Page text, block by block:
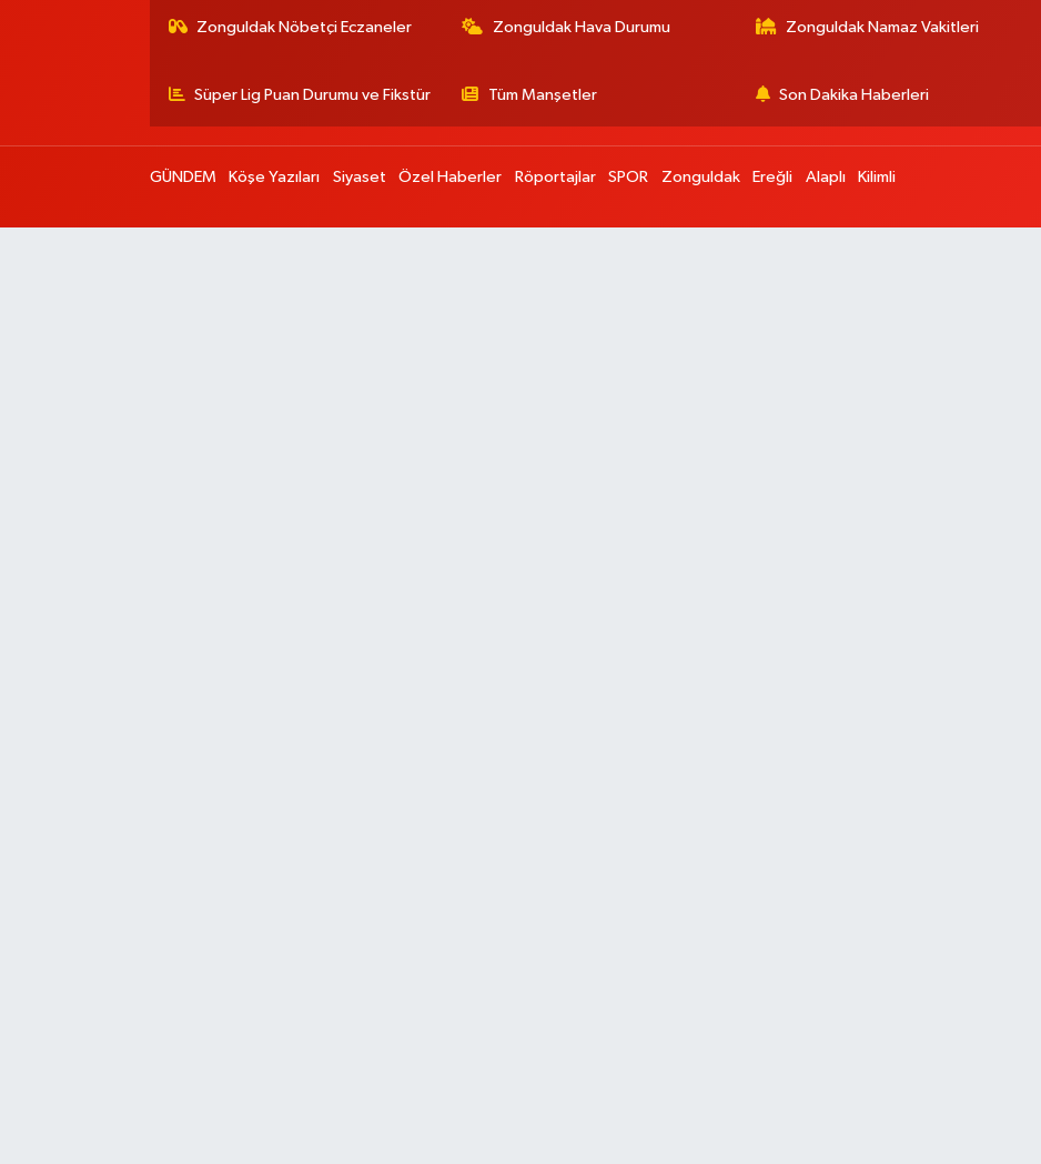
Zonguldak Nöbetçi Eczaneler Zonguldak Hava Durumu Zonguldak Namaz Vakitleri
Süper Lig Puan Durumu ve Fikstür Tüm Manşetler Son Dakika Haberleri
GÜNDEM Köşe Yazıları Siyaset Özel Haberler Röportajlar SPOR Zonguldak Ereğli Alaplı Kilimli